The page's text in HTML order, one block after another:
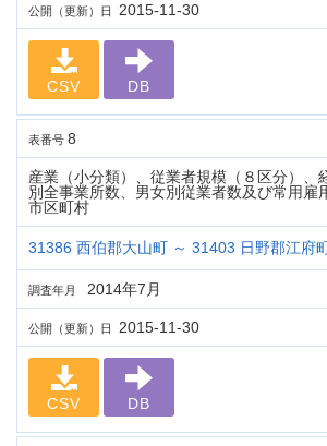
公開（更新）日 2015-11-30
CSV DB
表番号 8
産業（小分類）、従業者規模（８区分）、
別全事業所数、男女別従業者数及び常用雇
市区町村
31386 西伯郡大山町 ～ 31403 日野郡江府
調査年月 2014年7月
公開（更新）日 2015-11-30
CSV DB